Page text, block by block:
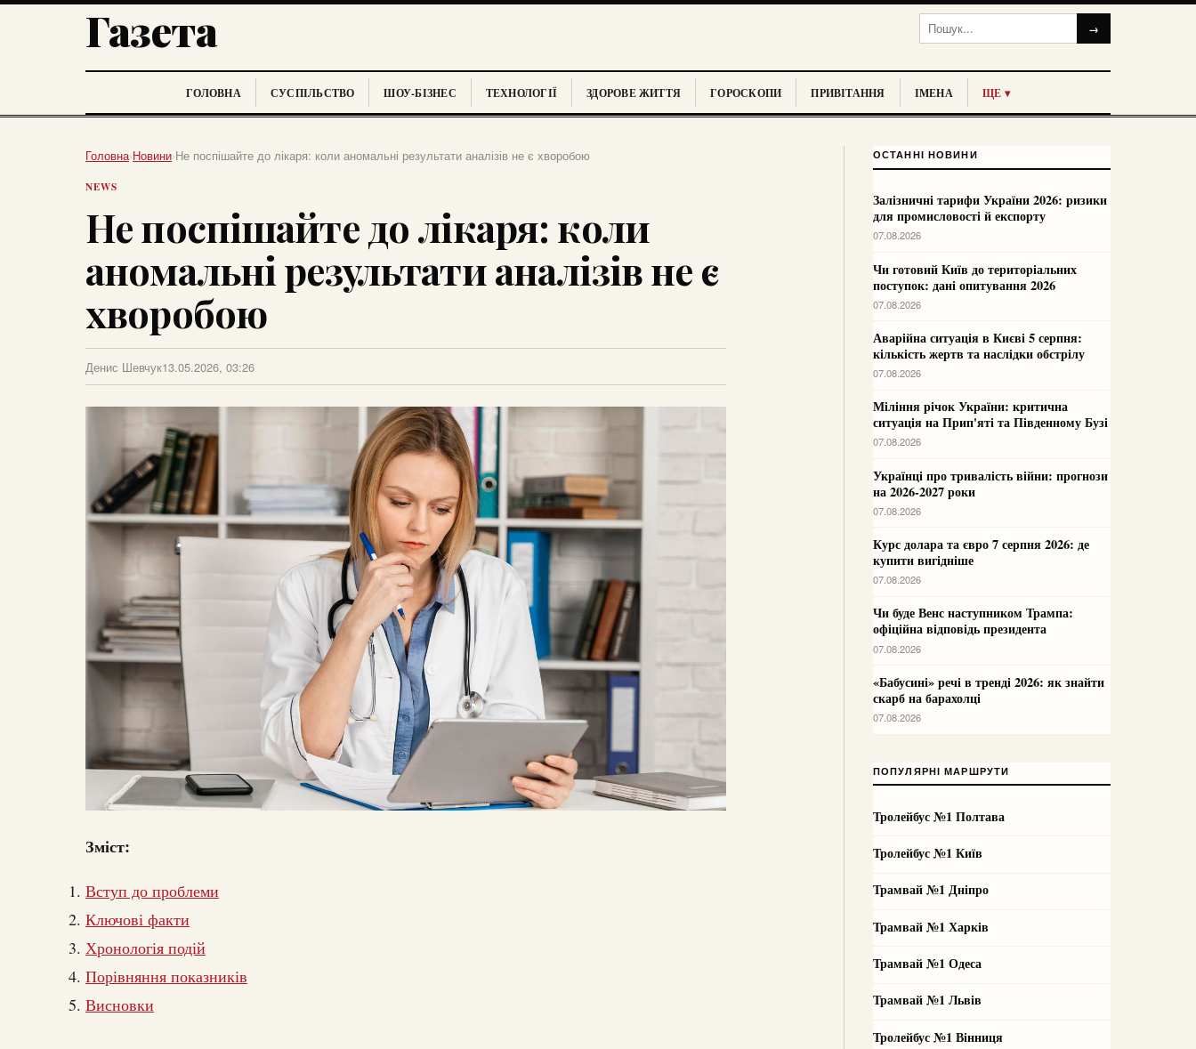
Газета →
ГОЛОВНА СУСПІЛЬСТВО ШОУ-БІЗНЕС ТЕХНОЛОГІЇ ЗДОРОВЕ ЖИТТЯ ГОРОСКОПИ ПРИВІТАННЯ ІМЕНА ЩЕ ▾
Головна›Новини›Не поспішайте до лікаря: коли аномальні результати аналізів не є хворобою
NEWS
Не поспішайте до лікаря: коли
аномальні результати аналізів не є
хворобою
Денис Шевчук13.05.2026, 03:26
Зміст:
Вступ до проблеми
Ключові факти
Хронологія подій
Порівняння показників
Висновки
ОСТАННІ НОВИНИ
Залізничні тарифи України 2026: ризики
для промисловості й експорту
07.08.2026
Чи готовий Київ до територіальних
поступок: дані опитування 2026
07.08.2026
Аварійна ситуація в Києві 5 серпня:
кількість жертв та наслідки обстрілу
07.08.2026
Міління річок України: критична
ситуація на Прип'яті та Південному Бузі
07.08.2026
Українці про тривалість війни: прогнози
на 2026-2027 роки
07.08.2026
Курс долара та євро 7 серпня 2026: де
купити вигідніше
07.08.2026
Чи буде Венс наступником Трампа:
офіційна відповідь президента
07.08.2026
«Бабусині» речі в тренді 2026: як знайти
скарб на барахолці
07.08.2026
ПОПУЛЯРНІ МАРШРУТИ
Тролейбус №1 Полтава
Тролейбус №1 Київ
Трамвай №1 Дніпро
Трамвай №1 Харків
Трамвай №1 Одеса
Трамвай №1 Львів
Тролейбус №1 Вінниця